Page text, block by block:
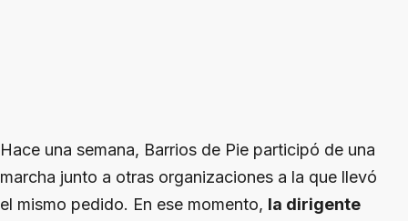
Hace una semana, Barrios de Pie participó de una
marcha junto a otras organizaciones a la que llevó
el mismo pedido. En ese momento, la dirigente